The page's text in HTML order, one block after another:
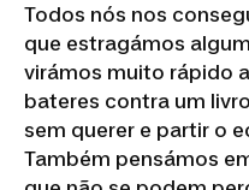
Todos nós nos
que estragámos
virámos muito rápido
bateres contra um
sem querer e partir o
Também pensámos